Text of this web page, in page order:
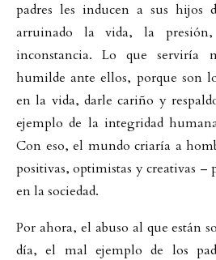
padres les inducen a sus hijos
arruinado la vida, la
inconstancia. Lo que serviría
humilde ante ellos, porque son
en la vida, darle cariño y
ejemplo de la integridad
Con eso, el mundo criaría a
positivas, optimistas y creativas –
en la sociedad.
Por ahora, el abuso al que están
día, el mal ejemplo de los